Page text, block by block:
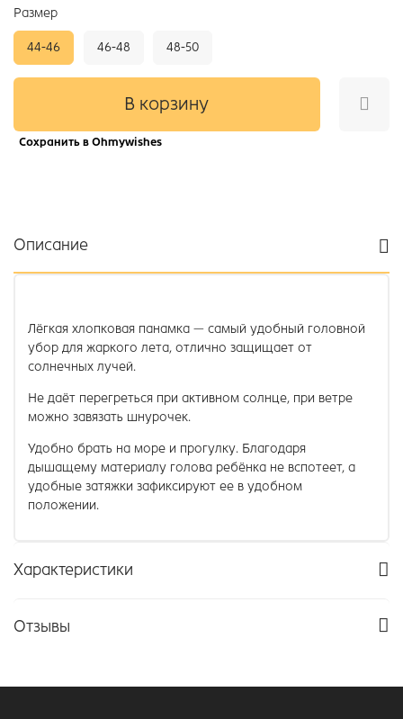
В корзину
Сохранить в Ohmywishes
Размер
44-46 46-48 48-50
Описание
Лёгкая хлопковая панамка — самый удобный головной
убор для жаркого лета, отлично защищает от
солнечных лучей.
Не даёт перегреться при активном солнце, при ветре
можно завязать шнурочек.
Удобно брать на море и прогулку. Благодаря
дышащему материалу голова ребёнка не вспотеет, а
удобные затяжки зафиксируют ее в удобном
положении.
Характеристики
Отзывы